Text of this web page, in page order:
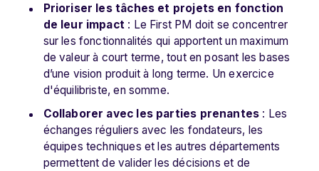
Prioriser les tâches et projets en fonction
de leur impact : Le First PM doit se concentrer
sur les fonctionnalités qui apportent un maximum
de valeur à court terme, tout en posant les bases
d’une vision produit à long terme. Un exercice
d'équilibriste, en somme.
Collaborer avec les parties prenantes : Les
échanges réguliers avec les fondateurs, les
équipes techniques et les autres départements
permettent de valider les décisions et de